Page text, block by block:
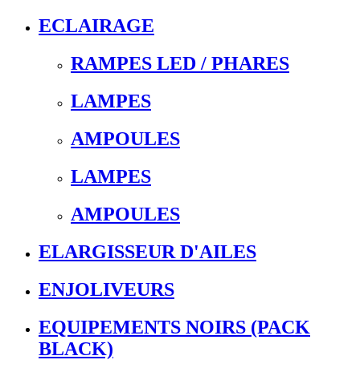
ECLAIRAGE
RAMPES LED / PHARES
LAMPES
AMPOULES
LAMPES
AMPOULES
ELARGISSEUR D'AILES
ENJOLIVEURS
EQUIPEMENTS NOIRS (PACK
BLACK)